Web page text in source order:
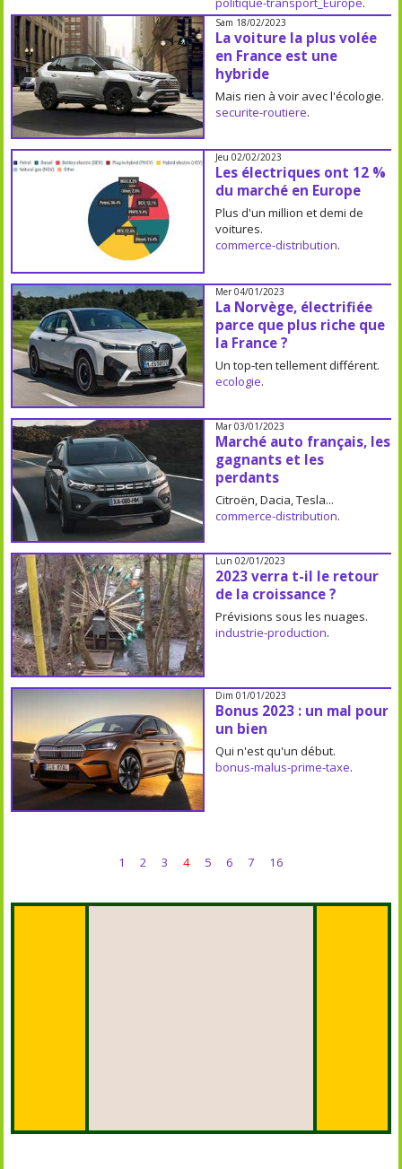
Sam 18/02/2023
La voiture la plus volée
en France est une
hybride
Mais rien à voir avec l'écologie.
securite-routiere.
Jeu 02/02/2023
Les électriques ont 12 %
du marché en Europe
Plus d'un million et demi de
voitures.
commerce-distribution.
Mer 04/01/2023
La Norvège, électrifiée
parce que plus riche que
la France ?
Un top-ten tellement différent.
ecologie.
Mar 03/01/2023
Marché auto français, les
gagnants et les
perdants
Citroën, Dacia, Tesla...
commerce-distribution.
Lun 02/01/2023
2023 verra t-il le retour
de la croissance ?
Prévisions sous les nuages.
industrie-production.
Dim 01/01/2023
Bonus 2023 : un mal pour
un bien
Qui n'est qu'un début.
bonus-malus-prime-taxe.
1 2 3 4 5 6 7 16